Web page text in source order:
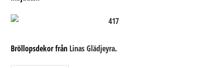
Bröllopsdekor från Linas Glädjeyra.